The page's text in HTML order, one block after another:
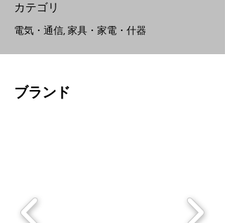
​カテゴリ
電気・通信, 家具・家電・什器
ブランド